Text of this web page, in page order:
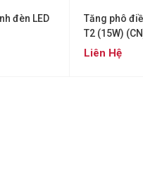
đèn LED
Tăng phô
T2 (15W)
Liên Hệ